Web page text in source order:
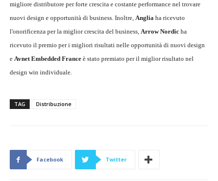
migliore distributore per forte crescita e costante performance nel trovare
nuovi design e opportunità di business. Inoltre, Anglia ha ricevuto
l'onorificenza per la miglior crescita del business, Arrow Nordic ha
ricevuto il premio per i migliori risultati nelle opportunità di nuovi design
e Avnet Embedded France è stato premiato per il miglior risultato nel
design win individuale.
TAG Distribuzione
Facebook Twitter